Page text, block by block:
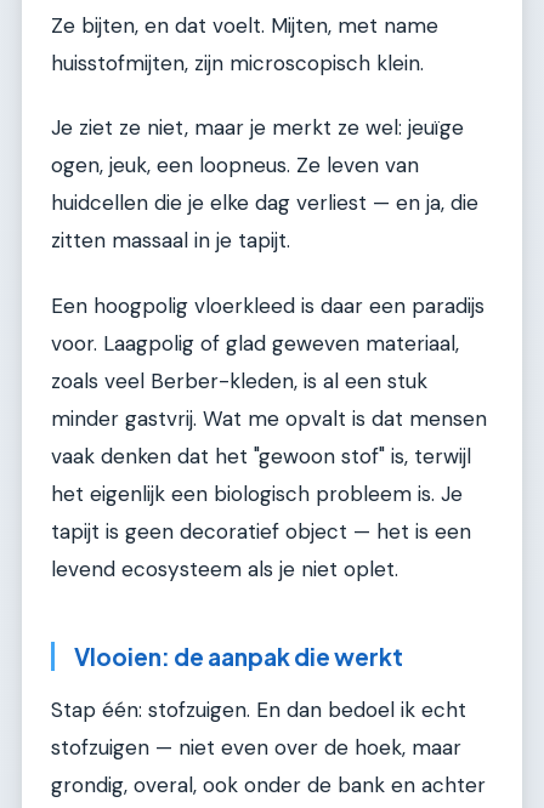
Ze bijten, en dat voelt. Mijten, met name
huisstofmijten, zijn microscopisch klein.
Je ziet ze niet, maar je merkt ze wel: jeuïge
ogen, jeuk, een loopneus. Ze leven van
huidcellen die je elke dag verliest — en ja, die
zitten massaal in je tapijt.
Een hoogpolig vloerkleed is daar een paradijs
voor. Laagpolig of glad geweven materiaal,
zoals veel Berber-kleden, is al een stuk
minder gastvrij. Wat me opvalt is dat mensen
vaak denken dat het "gewoon stof" is, terwijl
het eigenlijk een biologisch probleem is. Je
tapijt is geen decoratief object — het is een
levend ecosysteem als je niet oplet.
Vlooien: de aanpak die werkt
Stap één: stofzuigen. En dan bedoel ik echt
stofzuigen — niet even over de hoek, maar
grondig, overal, ook onder de bank en achter